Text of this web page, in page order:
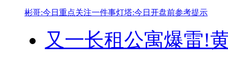
彬哥:今日重点关注一件事灯塔:今日开盘前参考提示
又一长租公寓爆雷!